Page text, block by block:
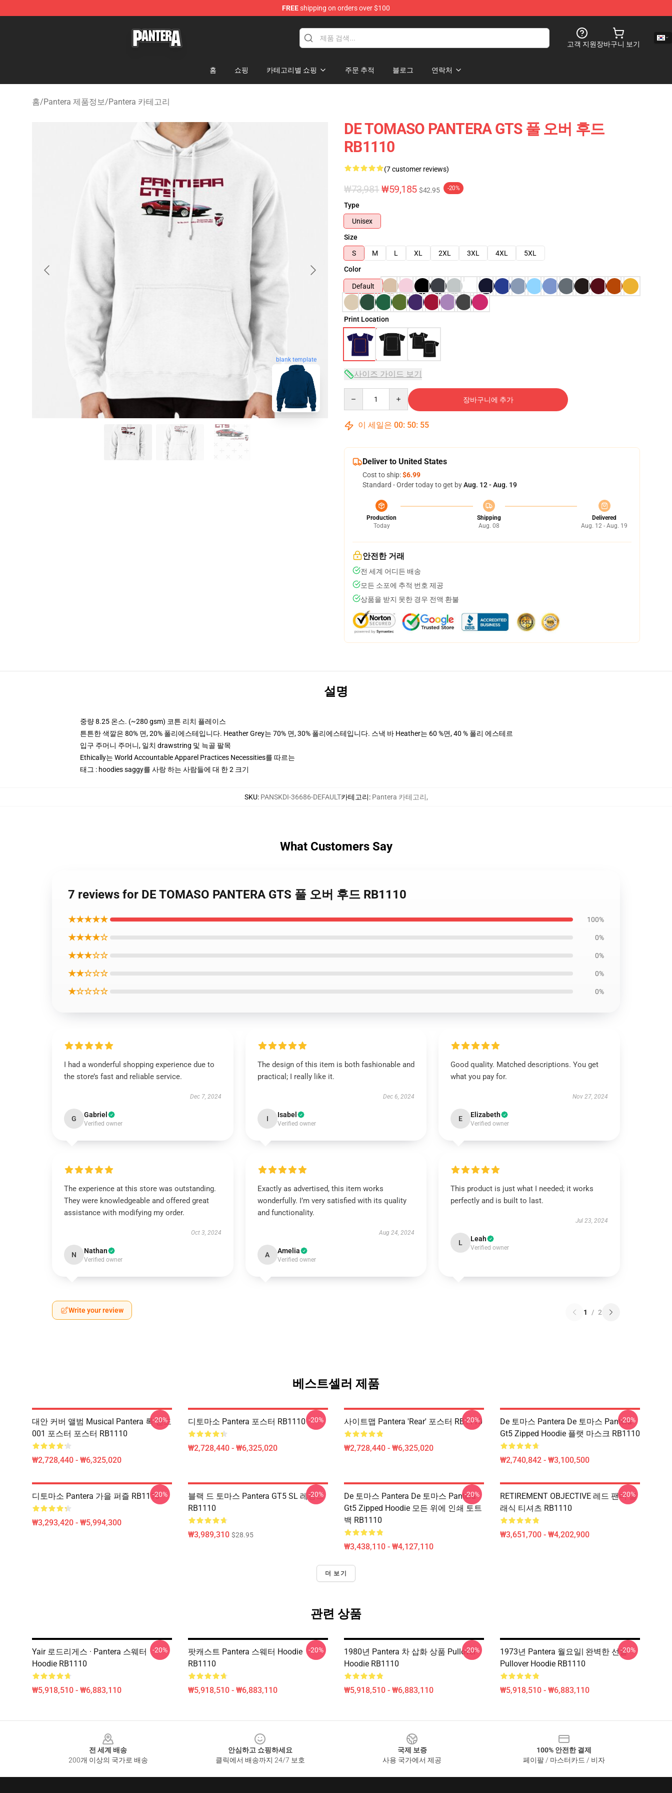
FREEshipping on orders over $100
고객 지원장바구니 보기
홈 쇼핑 카테고리별 쇼핑 주문 추적 블로그 연락처
홈/Pantera 제품정보/Pantera 카테고리
blank template
DE TOMASO PANTERA GTS 풀 오버 후드
RB1110
(7 customer reviews)
₩73,981 ₩59,185 $42.95 -20%
Type
Unisex
Size
S
M L XL 2XL 3XL 4XL
5XL
Color
Default
Print Location
사이즈 가이드 보기
장바구니에 추가
이 세일은 00: 50: 54
Deliver to United States
Cost to ship:$6.99
Standard - Order today to get byAug. 12 - Aug. 19
Production
Today
Shipping
Aug. 08
Delivered
Aug. 12 - Aug. 19
안전한 거래
전 세계 어디든 배송
모든 소포에 추적 번호 제공
상품을 받지 못한 경우 전액 환불
설명
중량 8.25 온스. (~280 gsm) 코튼 리치 플레이스
튼튼한 색깔은 80% 면, 20% 폴리에스테입니다. Heather Grey는 70% 면, 30% 폴리에스테입니다. 스낵 바 Heather는 60 %면, 40 % 폴리 에스테르
입구 주머니 주머니, 일치 drawstring 및 늑골 팔목
Ethically는 World Accountable Apparel Practices Necessities를 따르는
태그 : hoodies saggy를 사랑 하는 사람들에 대 한 2 크기
SKU: PANSKDI-36686-DEFAULT카테고리: Pantera 카테고리,
What Customers Say
7 reviews for DE TOMASO PANTERA GTS 풀 오버 후드 RB1110
★★★★★ 100%
★★★★☆ 0%
★★★☆☆ 0%
★★☆☆☆ 0%
★☆☆☆☆ 0%
I had a wonderful shopping experience due to
the store’s fast and reliable service.
Dec 7, 2024
G Gabriel
Verified owner
The design of this item is both fashionable and
practical; I really like it.
Dec 6, 2024
I Isabel
Verified owner
Good quality. Matched descriptions. You get
what you pay for.
Nov 27, 2024
E Elizabeth
Verified owner
The experience at this store was outstanding.
They were knowledgeable and offered great
assistance with modifying my order.
Oct 3, 2024
N Nathan
Verified owner
Exactly as advertised, this item works
wonderfully. I’m very satisfied with its quality
and functionality.
Aug 24, 2024
A Amelia
Verified owner
This product is just what I needed; it works
perfectly and is built to last.
Jul 23, 2024
L Leah
Verified owner
Write your review 1 / 2
베스트셀러 제품
대안 커버 앨범 Musical Pantera 록 밴드
001 포스터 포스터 RB1110
₩2,728,440 - ₩6,325,020
-20% 디토마소 Pantera 포스터 RB1110
₩2,728,440 - ₩6,325,020
-20% 사이트맵 Pantera 'Rear' 포스터 RB1110
₩2,728,440 - ₩6,325,020
-20%
De 토마스 Pantera De 토마스 Pantera
Gt5 Zipped Hoodie 플랫 마스크 RB1110
₩2,740,842 - ₩3,100,500
-20%
디토마소 Pantera 가을 퍼즐 RB1110
₩3,293,420 - ₩5,994,300
-20%
블랙 드 토마스 Pantera GT5 SL 레깅스
RB1110
₩3,989,310 $28.95
-20%
De 토마스 Pantera De 토마스 Pantera
Gt5 Zipped Hoodie 모든 위에 인쇄 토트
백 RB1110
₩3,438,110 - ₩4,127,110
-20%
RETIREMENT OBJECTIVE 레드 팬더 클
래식 티셔츠 RB1110
₩3,651,700 - ₩4,202,900
-20%
더 보기
관련 상품
Yair 로드리게스 · Pantera 스웨터
Hoodie RB1110
₩5,918,510 - ₩6,883,110
-20%
팟캐스트 Pantera 스웨터 Hoodie
RB1110
₩5,918,510 - ₩6,883,110
-20%
1980년 Pantera 차 삽화 상품 Pullover
Hoodie RB1110
₩5,918,510 - ₩6,883,110
-20%
1973년 Pantera 월요일| 완벽한 선물
Pullover Hoodie RB1110
₩5,918,510 - ₩6,883,110
-20%
전 세계 배송
200개 이상의 국가로 배송
안심하고 쇼핑하세요
클릭에서 배송까지 24/7 보호
국제 보증
사용 국가에서 제공
100% 안전한 결제
페이팔 / 마스터카드 / 비자